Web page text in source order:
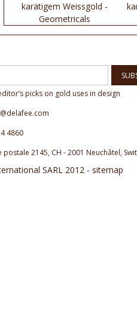
karätigem Weissgold -
Geometricals
picks on gold uses in design
4860
postale 2145, CH - 2001 Neuchâtel,
SARL 2012 - sitemap